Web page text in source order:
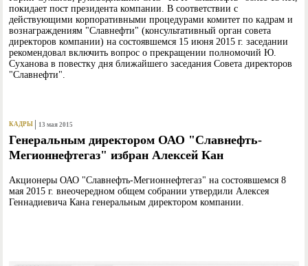
покидает пост президента компании. В соответствии с
действующими корпоративными процедурами комитет по кадрам и
вознаграждениям "Славнефти" (консультативный орган совета
директоров компании) на состоявшемся 15 июня 2015 г. заседании
рекомендовал включить вопрос о прекращении полномочий Ю.
Суханова в повестку дня ближайшего заседания Совета директоров
"Славнефти".
КАДРЫ 13 мая 2015
Генеральным директором ОАО "Славнефть-
Мегионнефтегаз" избран Алексей Кан
Акционеры ОАО "Славнефть-Мегионнефтегаз" на состоявшемся 8
мая 2015 г. внеочередном общем собрании утвердили Алексея
Геннадиевича Кана генеральным директором компании.